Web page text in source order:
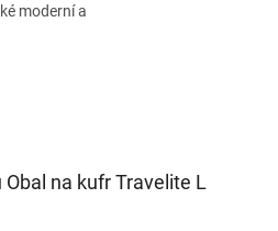
moderní a
na kufr Travelite L